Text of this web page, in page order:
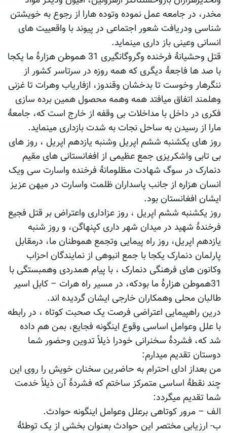
مخدر، در جامعه عمل نموده وتوده هارا از رجوع به خویشتن
شناسی ودریافت شعور اجتماعی در پیوند با واقعییت های
انسانی وعینی باز داری مینماید.
قتل وحشیانۀ فرخنده وگروگانگیری 31 هموطن هزارۀ ما یکجا
با صد ها فاجعۀ دیگری که همه روزه در سرتاسر کشور از
ننگرهار وخوست تا بدخشان وقندوز، ازفاریاب وهرات تا غزنی
وهلمند اتفاق میافتد همه وهمه محصول همین برده سازی
فکری در داخل با مداخلات بی وقفه از خارج است که، جامعۀ
مارا از رسیدن به ساحل نجات به شدت بازداری مینماید.
روز های یکشنبه ششم اپریل وشنبه یازدهم اپریل ، روز های
بی تابی واشکریزی جمع عظیمی از افغانستانی های مقیم
دنمارک در سوگ شهادت مظلومانۀ فرخنده واسارت سی ویک
انسان هزاره از جانب پاسداران ظلمت واسارت در میهن عزیز
ایشان افغانستان بود.
روز یکشنبه ششم اپریل ، روز عزاداری واعتراض بر قتل فجیع
فرخندۀ شهید در میدان شهر داری کپنهاگن، و روز شنبه
یازدهم اپریل، روز راه پیمایی وتجمع هموطنان ما، درمقابل
پارلمان دنمارک یکجا با جمع انبوهی از نمایندگان احزاب
وکانون های فرهنگی دنمارک ، با پیام همدردی وهمبستگی با
31هموطن هزارۀ ما بودکه، در مسیر راه هرات – کابل اسیر
طالبان محلی وهمکاران خارجی ایشان گردیده اند.
درین راهپیمایی اعتراضی فرصت یک صحبت کوتاه ، در رابطه
با علل وعوامل اساسی وقوع اینگونه فجایع، بمن هم داده
شد که، فشردۀ سخنرانی خودرا ذیلاً تدوین وحضور شما
دوستان تقدیم میدارم:
من بعداز ادای احترام به حاضرین سخنان خویش را روی این
چند نقطۀ اساسی متمرکز ساختم که فشردۀ آن ذیلاً خدمت
شما تقدیم میگردد:
الف – مرور کوتاهی برعلل وعوامل اینگونه حوادث.
ب- ارزیابی مختصر این حوادث بعنوان بخشی از یک توطئۀ